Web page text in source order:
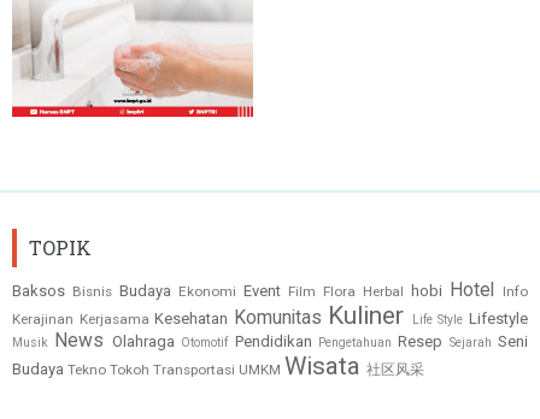
TOPIK
Baksos Bisnis Budaya Ekonomi Event Film Flora Herbal hobi Hotel
Info
Kerajinan Kerjasama Kesehatan Komunitas Kuliner Life Style Lifestyle
Musik News Olahraga Otomotif Pendidikan Pengetahuan Resep Sejarah Seni
Budaya Tekno Tokoh Transportasi UMKM Wisata 社区风采